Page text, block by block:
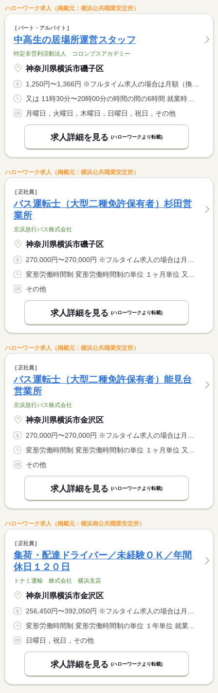
ハローワーク求人（掲載元：横浜公共職業安定所）
パート・アルバイト
中高生の居場所運営スタッフ
特定非営利活動法人 コロンブスアカデミー
神奈川県横浜市磯子区
1,250円〜1,366円 ※フルタイム求人の場合は月額（換算額）、パート求人の場合は時間額を表示しています。
又は 11時30分〜20時00分の時間の間の6時間 就業時間に関する特記事項 就業時間応相談
月曜日，火曜日，木曜日，日曜日，祝日，その他
求人詳細を見る (ハローワークより転載)
ハローワーク求人（掲載元：横浜公共職業安定所）
正社員
バス運転士（大型二種免許保有者）杉田営
業所
京浜急行バス株式会社
神奈川県横浜市磯子区
270,000円〜270,000円 ※フルタイム求人の場合は月額（換算額）、パート求人の場合は時間額を表示しています。
変形労働時間制 変形労働時間制の単位 １ヶ月単位 又は 0時00分〜23時59分の時間の間の8時間程度 就業時間に関する特記事項 ４週単位の変形労働時間制を採用 <BR> １日当たり平均実働７時間３５分 シフト制
その他
求人詳細を見る (ハローワークより転載)
ハローワーク求人（掲載元：横浜公共職業安定所）
正社員
バス運転士（大型二種免許保有者）能見台
営業所
京浜急行バス株式会社
神奈川県横浜市金沢区
270,000円〜270,000円 ※フルタイム求人の場合は月額（換算額）、パート求人の場合は時間額を表示しています。
変形労働時間制 変形労働時間制の単位 １ヶ月単位 又は 0時00分〜23時59分の時間の間の8時間程度 就業時間に関する特記事項 ４週単位の変形労働時間制を採用 <BR> １日当たり平均実働７時間３５分 シフト制
その他
求人詳細を見る (ハローワークより転載)
ハローワーク求人（掲載元：横浜南公共職業安定所）
正社員
集荷・配達ドライバー／未経験ＯＫ／年間
休日１２０日
トナミ運輸 株式会社 横浜支店
神奈川県横浜市金沢区
256,450円〜392,050円 ※フルタイム求人の場合は月額（換算額）、パート求人の場合は時間額を表示しています。
変形労働時間制 変形労働時間制の単位 １年単位 就業時間１ 8時00分〜17時00分 就業時間２ 8時30分〜17時30分 就業時間に関する特記事項 （１）又は（２）
日曜日，祝日，その他
求人詳細を見る (ハローワークより転載)